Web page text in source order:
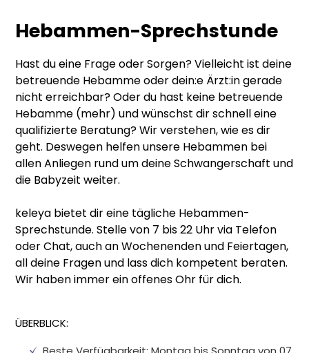
Hebammen-Sprechstunde
Hast du eine Frage oder Sorgen? Vielleicht ist deine
betreuende Hebamme oder dein:e Ärzt:in gerade
nicht erreichbar? Oder du hast keine betreuende
Hebamme (mehr) und wünschst dir schnell eine
qualifizierte Beratung? Wir verstehen, wie es dir
geht. Deswegen helfen unsere Hebammen bei
allen Anliegen rund um deine Schwangerschaft und
die Babyzeit weiter.
keleya bietet dir eine tägliche Hebammen-
Sprechstunde. Stelle von 7 bis 22 Uhr via Telefon
oder Chat, auch an Wochenenden und Feiertagen,
all deine Fragen und lass dich kompetent beraten.
Wir haben immer ein offenes Ohr für dich.
ÜBERBLICK: